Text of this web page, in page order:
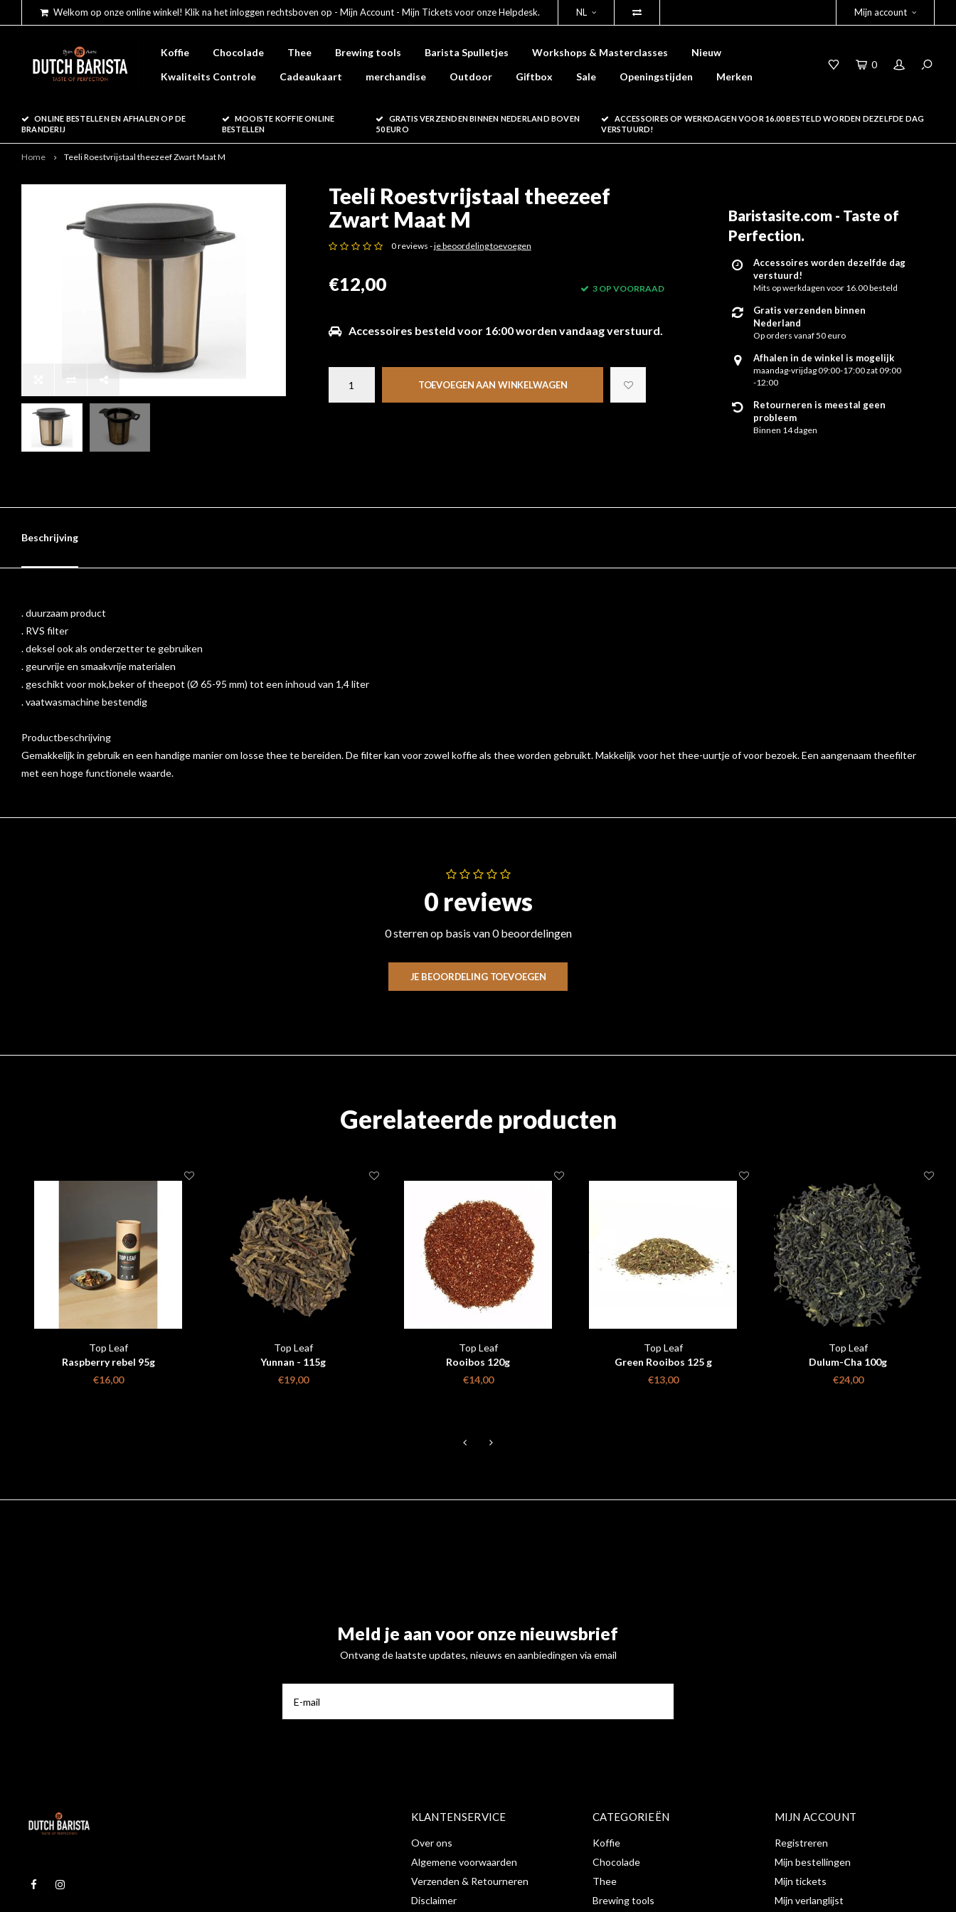
Welkom op onze online winkel! Klik na het inloggen rechtsboven op - Mijn Account - Mijn Tickets voor onze Helpdesk. NL Mijn account
Koffie Chocolade Thee Brewing tools Barista Spulletjes Workshops & Masterclasses
Nieuw
Kwaliteits Controle
Cadeaukaart merchandise Outdoor Giftbox Sale Openingstijden Merken
0
ONLINE BESTELLEN EN AFHALEN OP DE
BRANDERIJ
MOOISTE KOFFIE ONLINE
BESTELLEN
GRATIS VERZENDEN BINNEN NEDERLAND BOVEN
50 EURO
ACCESSOIRES OP WERKDAGEN VOOR 16.00 BESTELD WORDEN DEZELFDE DAG
VERSTUURD!
Home Teeli Roestvrijstaal theezeef Zwart Maat M
Teeli Roestvrijstaal theezeef
Zwart Maat M
0 reviews -je beoordeling toevoegen
€12,00 3 OP VOORRAAD
Accessoires besteld voor 16:00 worden vandaag verstuurd.
TOEVOEGEN AAN WINKELWAGEN
Baristasite.com - Taste of
Perfection.
Accessoires worden dezelfde dag
verstuurd!
Mits op werkdagen voor 16.00 besteld
Gratis verzenden binnen
Nederland
Op orders vanaf 50 euro
Afhalen in de winkel is mogelijk
maandag-vrijdag 09:00-17:00 zat 09:00
-12:00
Retourneren is meestal geen
probleem
Binnen 14 dagen
Beschrijving
. duurzaam product
. RVS filter
. deksel ook als onderzetter te gebruiken
. geurvrije en smaakvrije materialen
. geschikt voor mok,beker of theepot (Ø 65-95 mm) tot een inhoud van 1,4 liter
. vaatwasmachine bestendig
Productbeschrijving
Gemakkelijk in gebruik en een handige manier om losse thee te bereiden. De filter kan voor zowel koffie als thee worden gebruikt. Makkelijk voor het thee-uurtje of voor bezoek. Een aangenaam theefilter
met een hoge functionele waarde.
0 reviews
0 sterren op basis van 0 beoordelingen
JE BEOORDELING TOEVOEGEN
Gerelateerde producten
Top Leaf
Raspberry rebel 95g
€16,00
Top Leaf
Yunnan - 115g
€19,00
Top Leaf
Rooibos 120g
€14,00
Top Leaf
Green Rooibos 125 g
€13,00
Top Leaf
Dulum-Cha 100g
€24,00
Meld je aan voor onze nieuwsbrief
Ontvang de laatste updates, nieuws en aanbiedingen via email
KLANTENSERVICE
Over ons
Algemene voorwaarden
Verzenden & Retourneren
Disclaimer
CATEGORIEËN
Koffie
Chocolade
Thee
Brewing tools
MIJN ACCOUNT
Registreren
Mijn bestellingen
Mijn tickets
Mijn verlanglijst